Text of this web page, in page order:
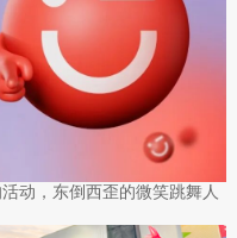
动，东倒西歪的微笑跳舞人